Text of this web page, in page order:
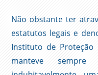
Não obstante ter
estatutos legais e
Instituto de Proteção
manteve